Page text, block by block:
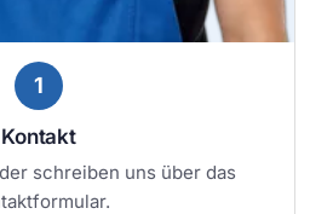
1
Kontakt
schreiben uns über das